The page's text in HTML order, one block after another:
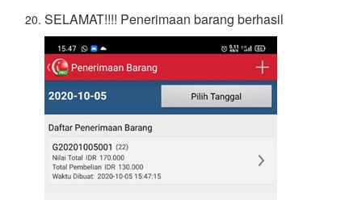
SELAMAT!!!! Penerimaan barang berhasil